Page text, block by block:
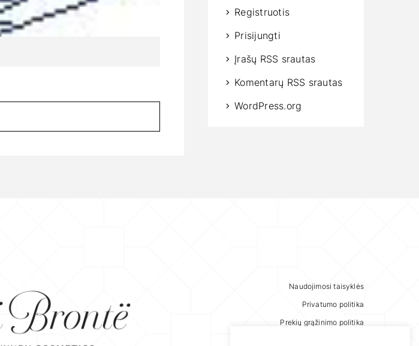
Registruotis
Prisijungti
Įrašų RSS srautas
Komentarų RSS srautas
WordPress.org
Naudojimosi taisyklės
Privatumo politika
Prekių grąžinimo politika